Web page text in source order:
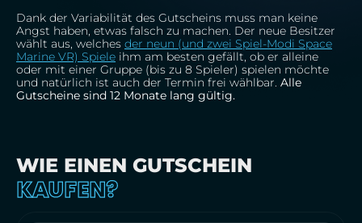
Dank der Variabilität des Gutscheins muss man keine
Angst haben, etwas falsch zu machen. Der neue Besitzer
wählt aus, welches der neun (und zwei Spiel-Modi Space
Marine VR) Spiele ihm am besten gefällt, ob er alleine
oder mit einer Gruppe (bis zu 8 Spieler) spielen möchte
und natürlich ist auch der Termin frei wählbar. Alle
Gutscheine sind 12 Monate lang gültig.
WIE EINEN GUTSCHEIN
KAUFEN?